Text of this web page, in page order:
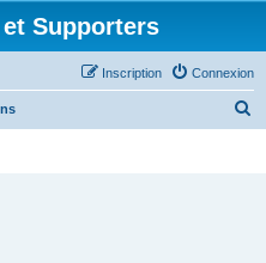
Supporters
Connexion
Inscription